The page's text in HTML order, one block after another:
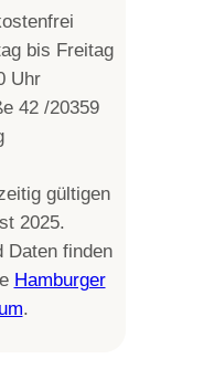
bis Freitag
Uhr
42 /20359
gültigen
2025.
Daten finden
Hamburger
.